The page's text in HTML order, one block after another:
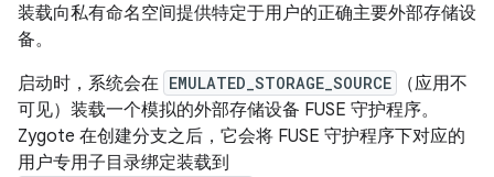
装载向私有命名空间提供特定于用户的正确主要外部存储设
备。
启动时，系统会在 EMULATED_STORAGE_SOURCE
（应用不
可见）装载一个模拟的外部存储设备 FUSE 守护程序。
Zygote 在创建分支之后，它会将 FUSE 守护程序下对应的
用户专用子目录绑定装载到